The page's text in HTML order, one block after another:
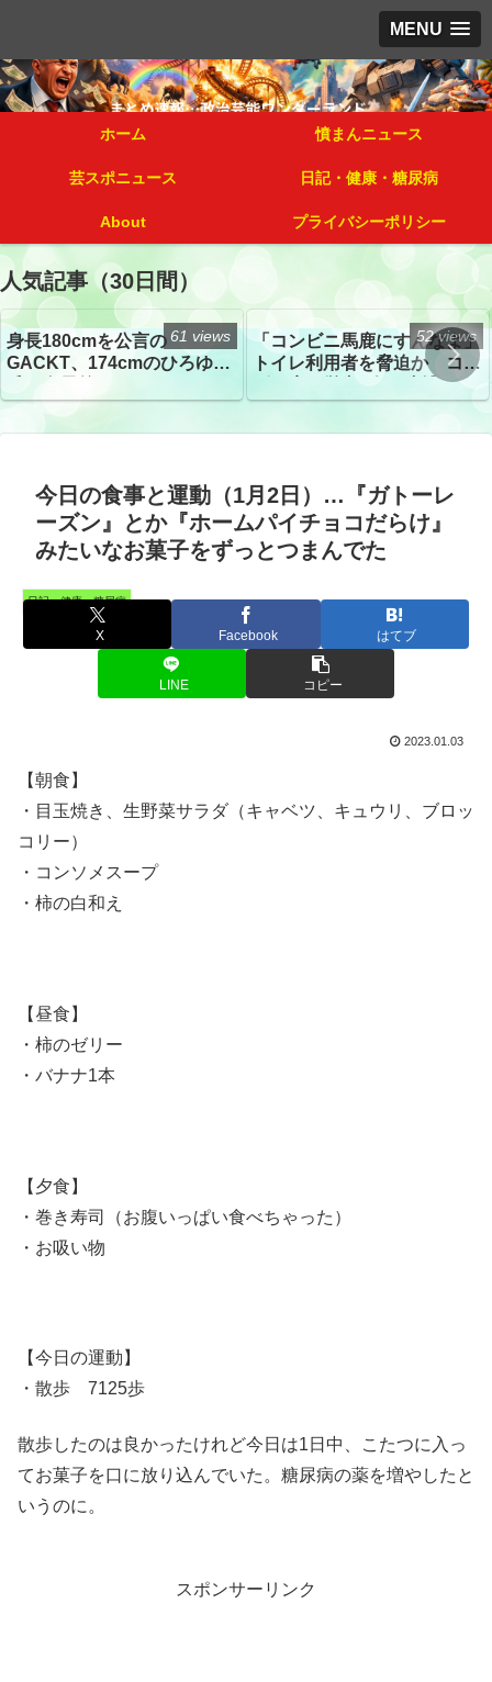
MENU
ホーム 憤まんニュース
芸スポニュース 日記・健康・糖尿病
About プライバシーポリシー
人気記事（30日間）
身長180cmを公言の
GACKT、174cmのひろゆき
トざわつき イベントでの写
真が話題
61 views
「コンビニ馬鹿にすんなよ」
トイレ利用者を脅迫か コン
52 views
今日の食事と運動（1月2日）…『ガトーレ
ーズン』とか『ホームパイチョコだらけ』
みたいなお菓子をずっとつまんでた
日記・健康・糖尿病
X Facebook はてブ
LINE コピー
2023.01.03
【朝食】
・目玉焼き、生野菜サラダ（キャベツ、キュウリ、ブロッ
コリー）
・コンソメスープ
・柿の白和え
【昼食】
・柿のゼリー
・バナナ1本
【夕食】
・巻き寿司（お腹いっぱい食べちゃった）
・お吸い物
【今日の運動】
・散歩 7125歩
散歩したのは良かったけれど今日は1日中、こたつに入っ
てお菓子を口に放り込んでいた。糖尿病の薬を増やしたと
いうのに。
スポンサーリンク